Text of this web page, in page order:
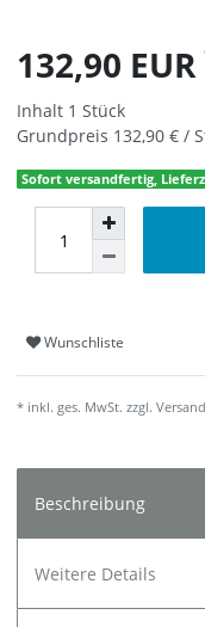
132,90 EUR
Inhalt 1 Stück
Grundpreis 132,90 € /
Sofort versandfertig,
Wunschliste
* inkl. ges. MwSt. zzgl.
Beschreibung
Weitere Details